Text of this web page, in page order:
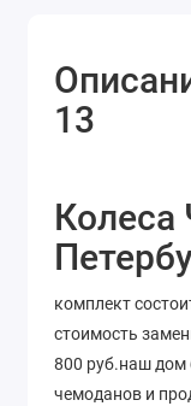
13
Колеса
комплект
стоимость
800 руб.наш дом
чемоданов и